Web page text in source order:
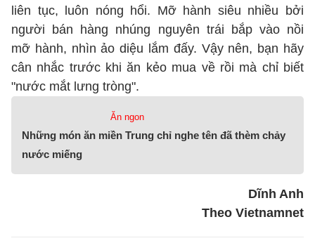
liên tục, luôn nóng hổi. Mỡ hành siêu nhiều bởi
người bán hàng nhúng nguyên trái bắp vào nồi
mỡ hành, nhìn ảo diệu lắm đấy. Vậy nên, bạn hãy
cân nhắc trước khi ăn kẻo mua về rồi mà chỉ biết
"nước mắt lưng tròng".
Ăn ngon
Những món ăn miền Trung chỉ nghe tên đã thèm chảy
nước miếng
Dĩnh Anh
Theo Vietnamnet